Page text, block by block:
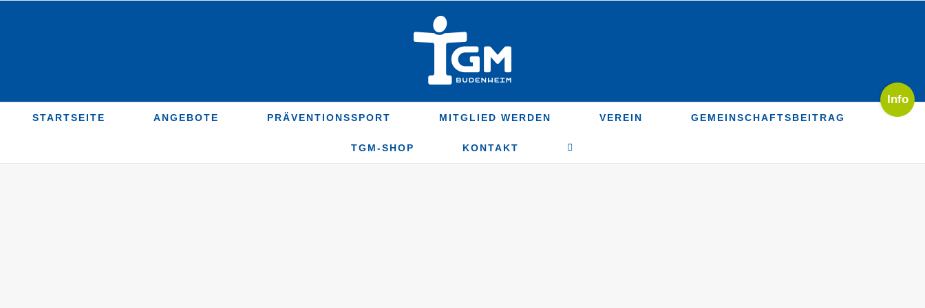
STARTSEITE ANGEBOTE PRÄVENTIONSSPORT MITGLIED WERDEN VEREIN GEMEINSCHAFTSBEITRAG
TGM-SHOP KONTAKT
Toggle
Sliding
Area